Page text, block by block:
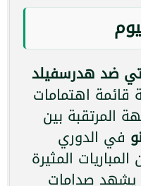
ضد هدرسفيلد
قائمة اهتمامات
المرتقبة بين
في الدوري
المثيرة
يشهد صدامات